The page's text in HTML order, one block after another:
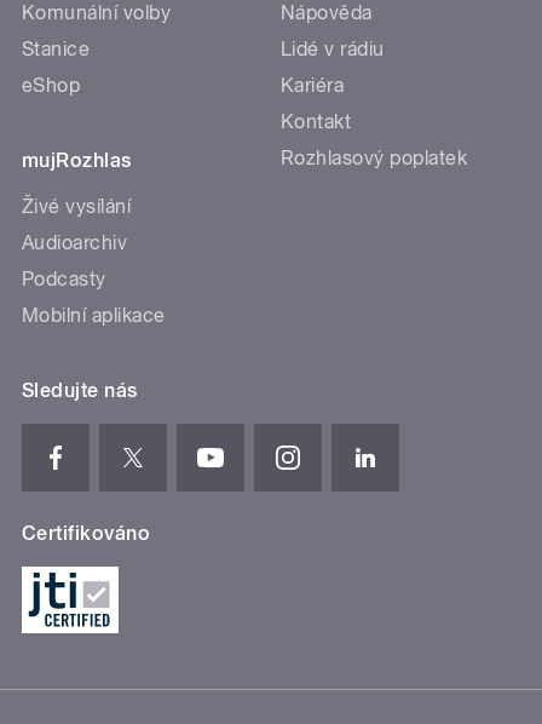
Komunální volby
Stanice
eShop
mujRozhlas
Živé vysílání
Audioarchiv
Podcasty
Mobilní aplikace
Nápověda
Lidé v rádiu
Kariéra
Kontakt
Rozhlasový poplatek
Sledujte nás
Certifikováno